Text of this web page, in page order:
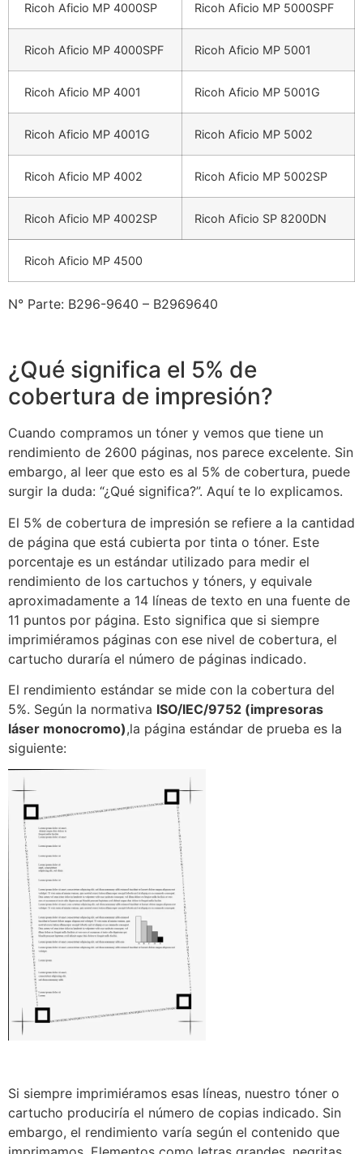
Ricoh Aficio MP 4000SP Ricoh Aficio MP 5000SPF
Ricoh Aficio MP 4000SPF Ricoh Aficio MP 5001
Ricoh Aficio MP 4001 Ricoh Aficio MP 5001G
Ricoh Aficio MP 4001G Ricoh Aficio MP 5002
Ricoh Aficio MP 4002 Ricoh Aficio MP 5002SP
Ricoh Aficio MP 4002SP Ricoh Aficio SP 8200DN
Ricoh Aficio MP 4500
N° Parte: B296-9640 – B2969640
¿Qué significa el 5% de
cobertura de impresión?
Cuando compramos un tóner y vemos que tiene un
rendimiento de 2600 páginas, nos parece excelente. Sin
embargo, al leer que esto es al 5% de cobertura, puede
surgir la duda: “¿Qué significa?”. Aquí te lo explicamos.
El 5% de cobertura de impresión se refiere a la cantidad
de página que está cubierta por tinta o tóner. Este
porcentaje es un estándar utilizado para medir el
rendimiento de los cartuchos y tóners, y equivale
aproximadamente a 14 líneas de texto en una fuente de
11 puntos por página. Esto significa que si siempre
imprimiéramos páginas con ese nivel de cobertura, el
cartucho duraría el número de páginas indicado.
El rendimiento estándar se mide con la cobertura del
5%. Según la normativa ISO/IEC/9752 (impresoras
láser monocromo),la página estándar de prueba es la
siguiente:
Si siempre imprimiéramos esas líneas, nuestro tóner o
cartucho produciría el número de copias indicado. Sin
embargo, el rendimiento varía según el contenido que